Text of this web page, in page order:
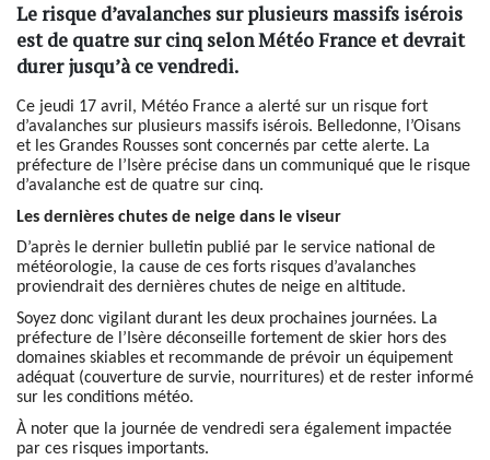
Le risque d’avalanches sur plusieurs massifs isérois
est de quatre sur cinq selon Météo France et devrait
durer jusqu’à ce vendredi.
Ce jeudi 17 avril, Météo France a alerté sur un risque fort
d’avalanches sur plusieurs massifs isérois. Belledonne, l’Oisans
et les Grandes Rousses sont concernés par cette alerte. La
préfecture de l’Isère précise dans un communiqué que le risque
d’avalanche est de quatre sur cinq.
Les dernières chutes de neige dans le viseur
D’après le dernier bulletin publié par le service national de
météorologie, la cause de ces forts risques d’avalanches
proviendrait des dernières chutes de neige en altitude.
Soyez donc vigilant durant les deux prochaines journées. La
préfecture de l’Isère déconseille fortement de skier hors des
domaines skiables et recommande de prévoir un équipement
adéquat (couverture de survie, nourritures) et de rester informé
sur les conditions météo.
À noter que la journée de vendredi sera également impactée
par ces risques importants.